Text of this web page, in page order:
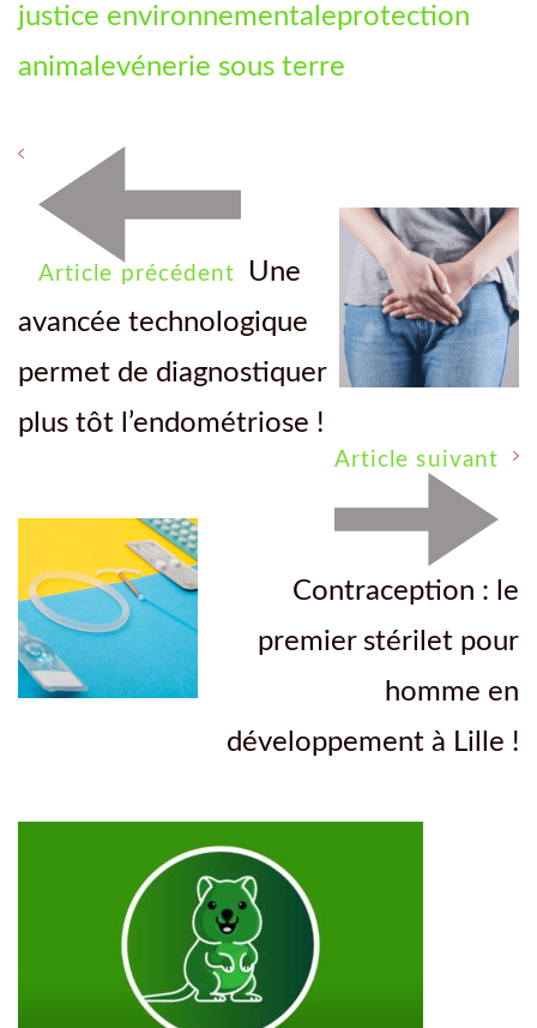
justice environnementaleprotection
animalevénerie sous terre
Article précédent
Une
avancée technologique
permet de diagnostiquer
plus tôt l’endométriose !
Article suivant
Contraception : le
premier stérilet pour
homme en
développement à Lille !